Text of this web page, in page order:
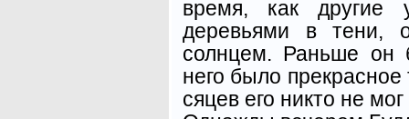
время, как другие
деревьями в тени,
солнцем. Раньше он
него было
сяцев его никто не мог